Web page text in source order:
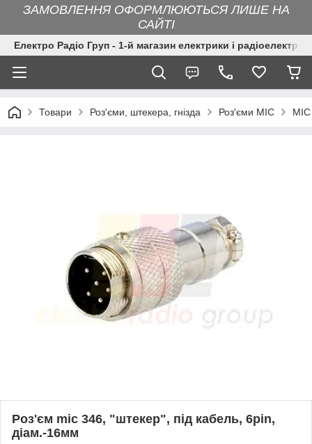
ЗАМОВЛЕННЯ ОФОРМЛЮЮТЬСЯ ЛИШЕ НА
САЙТІ
Електро Радіо Груп - 1-й магазин електрики і
Товари Роз'єми, штекера, гнізда Роз'єми MIC
Роз'єм mic 346, "штекер", під кабель, 6pin,
діам.-16мм